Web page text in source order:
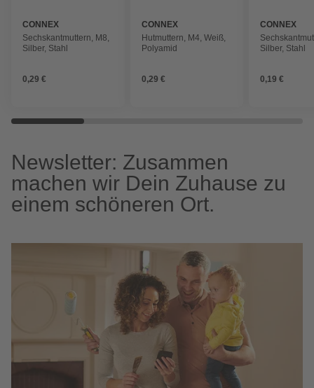
CONNEX
Sechskantmuttern, M8,
Silber, Stahl
0,29 €
CONNEX
Hutmuttern, M4, Weiß,
Polyamid
0,29 €
CONNEX
Silber, Stahl
0,19 €
Newsletter: Zusammen
machen wir Dein Zuhause zu
einem schöneren Ort.